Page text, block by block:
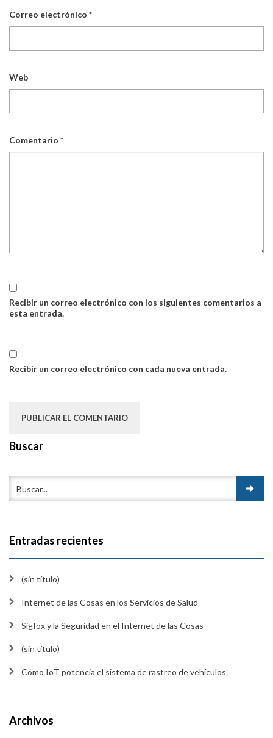
Correo electrónico *
Web
Comentario *
Recibir un correo electrónico con los siguientes comentarios a
esta entrada.
Recibir un correo electrónico con cada nueva entrada.
Buscar
Entradas recientes
(sin título)
Internet de las Cosas en los Servicios de Salud
Sigfox y la Seguridad en el Internet de las Cosas
(sin título)
Cómo IoT potencia el sistema de rastreo de vehículos.
Archivos